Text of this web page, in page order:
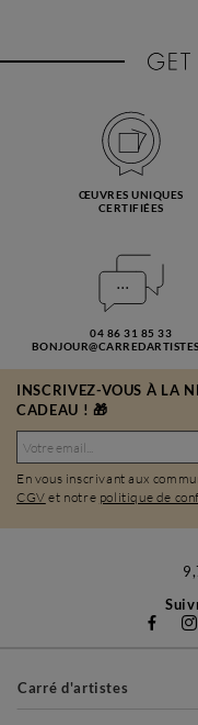
ŒUVRES UNIQUES
CERTIFIÉES
04 86 31 85 33
INSCRIVEZ-VOUS À LA
CADEAU ! 🎁
En vous inscrivant aux
CGV et notre politique de
Carré d'artistes